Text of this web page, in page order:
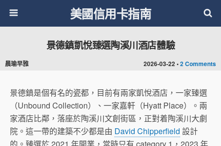
美國信用卡指南
2026-03-22 •2 Comments
景德鎮凱悅臻選陶溪川酒店體驗
晨瑜早雅
景德鎮是個有名的瓷都，目前有兩家凱悅酒店，一家臻選
（Unbound Collection）、一家嘉軒（Hyatt Place）。兩
家酒店比鄰，落座於陶溪川文創街區，正對着陶溪川大劇
院。這一帶的建築不少都是由 David Chipperfield 設計